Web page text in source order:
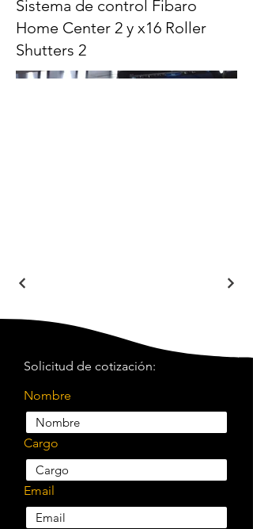
Sistema de control Fibaro
Home Center 2 y x16 Roller
Shutters 2
Solicitud de cotización:
Nombre
Cargo
Email